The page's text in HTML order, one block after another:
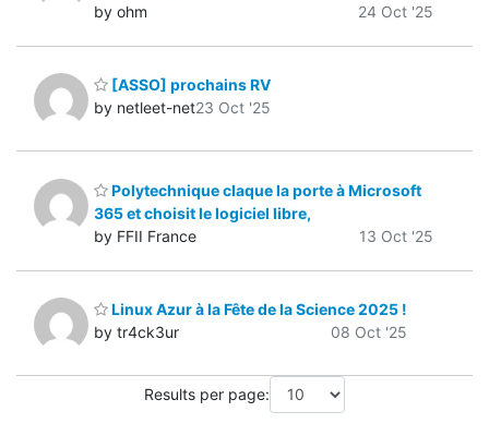
by ohm
24 Oct '25
[ASSO] prochains RV
by netleet-net23 Oct '25
Polytechnique claque la porte à Microsoft
365 et choisit le logiciel libre,
by FFII France
13 Oct '25
Linux Azur à la Fête de la Science 2025 !
by tr4ck3ur
08 Oct '25
Results per page: